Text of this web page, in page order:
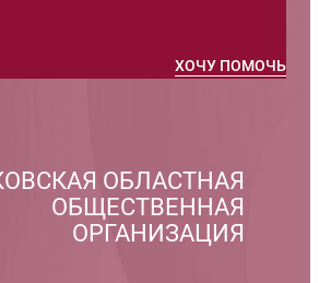
ХОЧУ ПОМОЧЬ
ОБЛАСТНАЯ
ОБЩЕСТВЕННАЯ
ОРГАНИЗАЦИЯ